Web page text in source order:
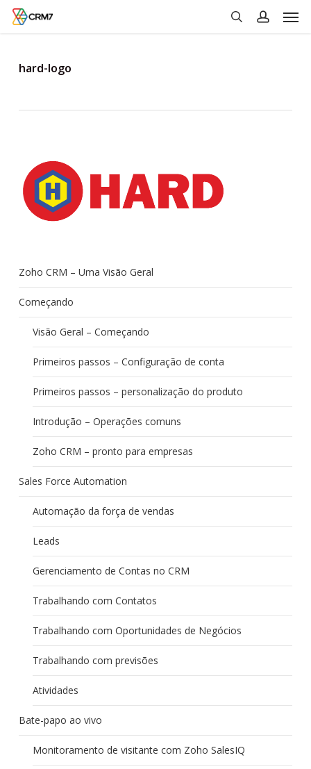
Skip
contenthard-logo
Zoho CRM – Uma Visão Geral
Começando
Visão Geral – Começando
Primeiros passos – Configuração de conta
Primeiros passos – personalização do produto
Introdução – Operações comuns
Zoho CRM – pronto para empresas
Sales Force Automation
Automação da força de vendas
Leads
Gerenciamento de Contas no CRM
Trabalhando com Contatos
Trabalhando com Oportunidades de Negócios
Trabalhando com previsões
Atividades
Bate-papo ao vivo
Monitoramento de visitante com Zoho SalesIQ